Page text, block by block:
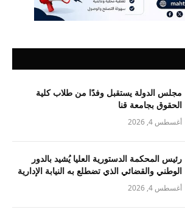
مجلس الدولة يستقبل وفدًا من طلاب كلية
الحقوق بجامعة قنا
أغسطس 4, 2026
رئيس المحكمة الدستورية العليا يُشيد بالدور
الوطني والقضائي الذي تضطلع به النيابة الإدارية
أغسطس 4, 2026